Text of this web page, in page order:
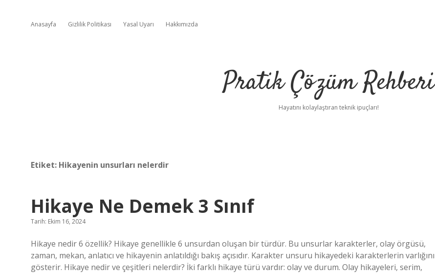
Anasayfa Gizlilik Politikası Yasal Uyarı Hakkımızda
Pratik Çözüm Rehberi
Hayatını kolaylaştıran teknik ipuçları!
Etiket: Hikayenin unsurları nelerdir
Hikaye Ne Demek 3 Sınıf
Tarih: Ekim 16, 2024
Hikaye nedir 6 özellik? Hikaye genellikle 6 unsurdan oluşan bir türdür. Bu unsurlar karakterler, olay örgüsü,
zaman, mekan, anlatıcı ve hikayenin anlatıldığı bakış açısıdır. Karakter unsuru hikayedeki karakterlerin varlığını
gösterir. Hikaye nedir ve çeşitleri nelerdir? İki farklı hikaye türü vardır: olay ve durum. Olay hikayeleri, serim,